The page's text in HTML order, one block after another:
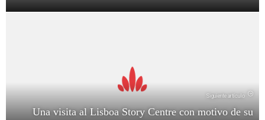
Siguiente artículo
Una visita al Lisboa Story Centre con motivo de su